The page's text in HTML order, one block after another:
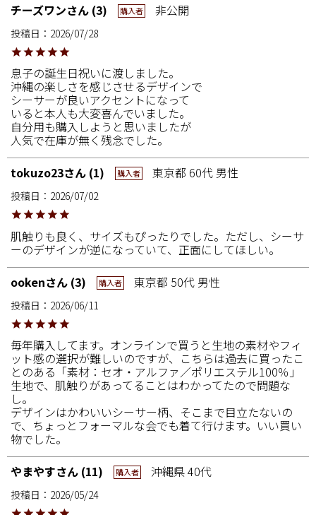
チーズワン 3 購入者 非公開
投稿日 2026/07/28
息子の誕生日祝いに渡しました。
沖縄の楽しさを感じさせるデザインで
シーサーが良いアクセントになって
いると本人も大変喜んでいました。
自分用も購入しようと思いましたが
人気で在庫が無く残念でした。
tokuzo23
1 購入者 東京都 60代 男性
投稿日 2026/07/02
肌触りも良く、サイズもぴったりでした。ただし、シーサ
ーのデザインが逆になっていて、正面にしてほしい。
ooken
3 購入者 東京都 50代 男性
投稿日 2026/06/11
毎年購入してます。オンラインで買うと生地の素材やフィ
ット感の選択が難しいのですが、こちらは過去に買ったこ
とのある「素材：セオ・アルファ／ポリエステル100％」
生地で、肌触りがあってることはわかってたので問題な
し。
デザインはかわいいシーサー柄、そこまで目立たないの
で、ちょっとフォーマルな会でも着て行けます。いい買い
物でした。
やまやす
11 購入者 沖縄県40代
投稿日 2026/05/24